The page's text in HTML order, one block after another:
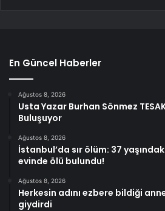
En Güncel Haberler
Ağustos 8, 2026
Usta Yazar Burhan Sönmez
Buluşuyor
Ağustos 8, 2026
İstanbul’da sır ölüm: 37
evinde ölü bulundu!
Ağustos 8, 2026
Herkesin adını ezbere bildiği
giydirdi